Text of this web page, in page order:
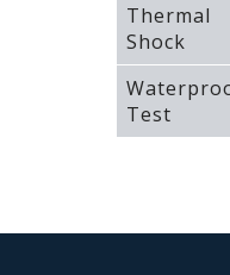
Thermal
Shock
Test